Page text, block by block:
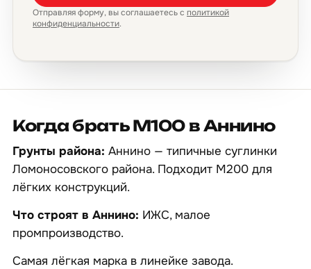
Отправляя форму, вы соглашаетесь с политикой
конфиденциальности.
Когда брать М100 в Аннино
Грунты района: Аннино — типичные суглинки
Ломоносовского района. Подходит М200 для
лёгких конструкций.
Что строят в Аннино: ИЖС, малое
промпроизводство.
Самая лёгкая марка в линейке завода.